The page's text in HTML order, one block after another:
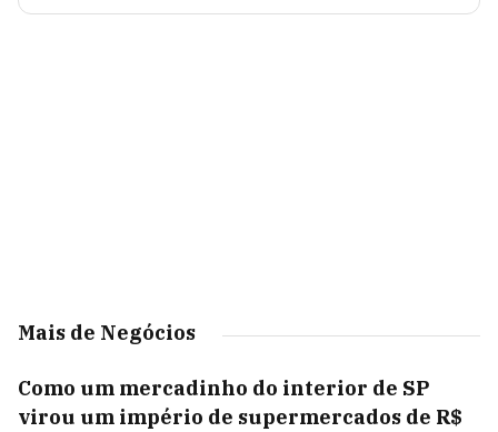
Mais de Negócios
Como um mercadinho do interior de SP
virou um império de supermercados de R$